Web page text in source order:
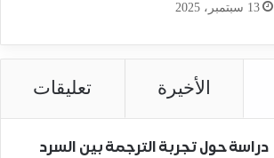
13 سبتمبر، 2025
الأخيرة تعليقات
دراسة حول تجربة الترجمة بين السرد